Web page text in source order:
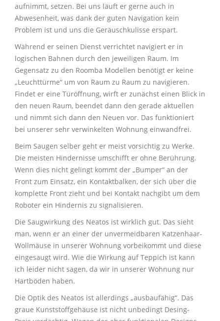
aufnimmt, setzen. Bei uns läuft er gerne auch in
Abwesenheit, was dank der guten Navigation kein
Problem ist und uns die Geräuschkulisse erspart.
Während er seinen Dienst verrichtet navigiert er in
logischen Bahnen durch den jeweiligen Raum. Im
Gegensatz zu den Roomba Modellen benötigt er keine
„Leuchttürme“ um von Raum zu Raum zu navigieren.
Findet er eine Türöffnung, wirft er zunächst einen Blick in
den neuen Raum, beendet dann den gerade aktuellen
und nimmt sich dann den Neuen vor. Das funktioniert
bei unserer sehr verwinkelten Wohnung einwandfrei.
Beim Saugen selber geht er meist vorsichtig zu Werke.
Die meisten Hindernisse umschifft er ohne Berührung.
Wenn dies nicht gelingt kommt der „Bumper“ an der
Front zum Einsatz, ein Kontaktbalken, der sich über die
komplette Front zieht und bei Kontakt nachgibt um dem
Roboter ein Hindernis zu signalisieren.
Die Saugwirkung des Neatos ist wirklich gut. Das sieht
man, wenn er an einer der unvermeidbaren Katzenhaar-
Wollmäuse in unserer Wohnung vorbeikommt und diese
eingesaugt wird. Wie die Wirkung auf Teppich ist kann
ich leider nicht sagen, da wir in unserer Wohnung nur
Hartböden haben.
Die Optik des Neatos ist allerdings „ausbaufähig“. Das
graue Kunststoffgehäuse ist nicht unbedingt Desing-